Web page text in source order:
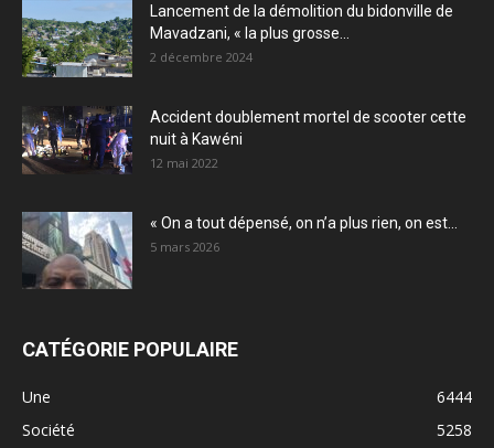
Lancement de la démolition du bidonville de
Mavadzani, « la plus grosse...
2 décembre 2024
Accident doublement mortel de scooter cette
nuit à Kawéni
12 mai 2022
« On a tout dépensé, on n’a plus rien, on est...
5 mars 2026
CATÉGORIE POPULAIRE
Une
6444
Société
5258